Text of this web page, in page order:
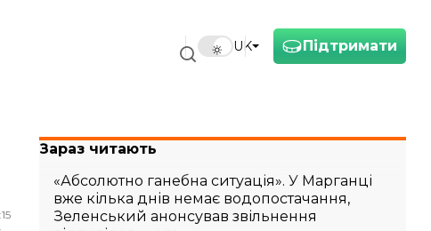
Підтримати
UK
Зараз читають
«Абсолютно ганебна ситуація». У Марганці
вже кілька днів немає водопостачання,
Зеленський анонсував звільнення